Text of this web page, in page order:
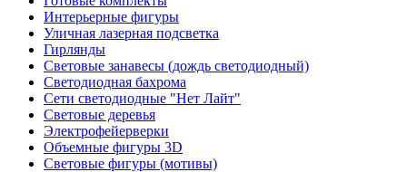
Интерьерные фигуры
Уличная лазерная подсветка
Гирлянды
Световые занавесы (дождь светодиодный)
Светодиодная бахрома
Сети светодиодные "Нет Лайт"
Световые деревья
Электрофейерверки
Объемные фигуры 3D
Световые фигуры (мотивы)